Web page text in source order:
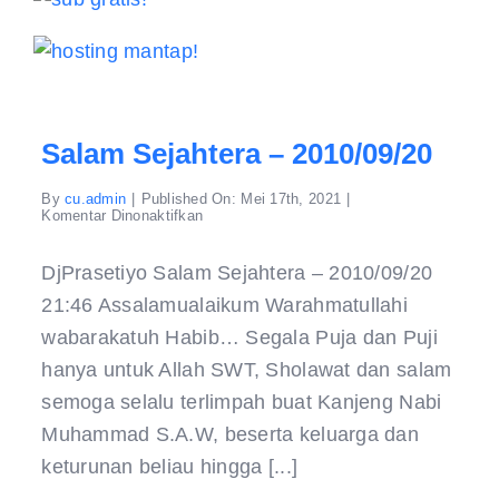
Salam Sejahtera – 2010/09/20
Bycu.admin Published On: Mei 17th, 2021
Komentar Dinonaktifkanpada
–
2010/09/20
DjPrasetiyo Salam Sejahtera – 2010/09/20
21:46 Assalamualaikum Warahmatullahi
wabarakatuh Habib… Segala Puja dan Puji
hanya untuk Allah SWT, Sholawat dan salam
semoga selalu terlimpah buat Kanjeng Nabi
Muhammad S.A.W, beserta keluarga dan
keturunan beliau hingga [...]